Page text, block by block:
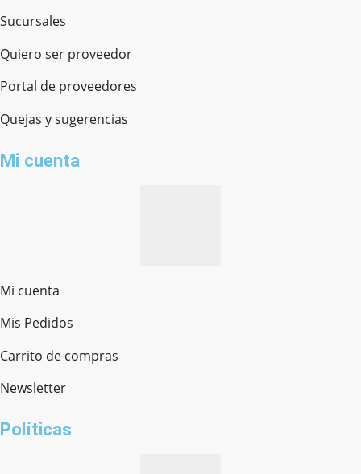
Sucursales
Quiero ser proveedor
Portal de proveedores
Quejas y sugerencias
Mi cuenta
Mi cuenta
Mis Pedidos
Carrito de compras
Newsletter
Políticas